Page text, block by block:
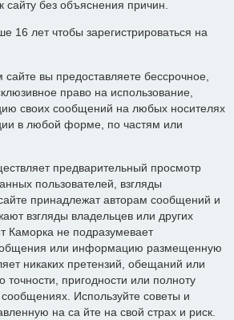
сайту без объяснения причин.
16 лет чтобы зарегистрироваться на
сайте вы предоставляете бессрочное,
право на использование,
своих сообщений на любых носителях
в любой форме, по частям или
предварительный просмотр
пользователей, взгляды
принадлежат авторам сообщений и
взгляды владельцев или других
Каморка не подразумевает
или информацию размещенную
никаких претензий, обещаний или
точности, пригодности или полноту
Используйте советы и
на са йте на свой страх и риск.